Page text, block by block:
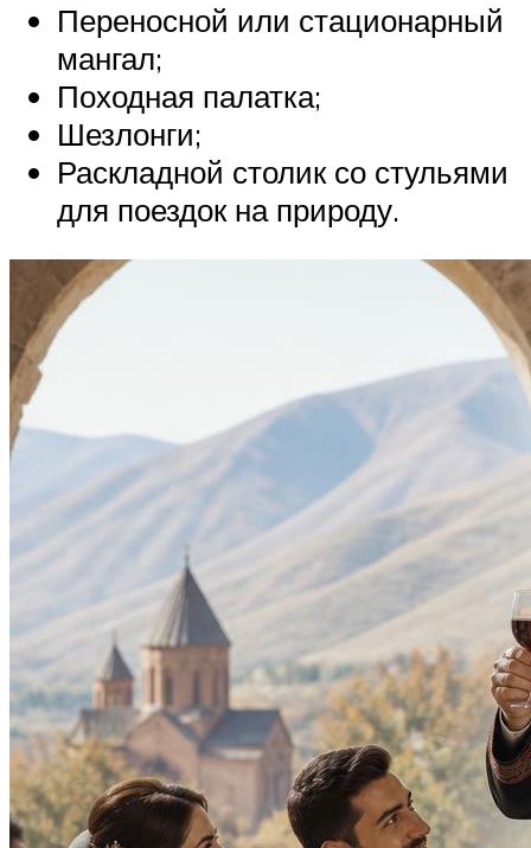
Переносной или стационарный
мангал;
Походная палатка;
Шезлонги;
Раскладной столик со стульями
для поездок на природу.